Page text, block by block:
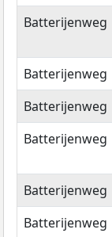
Straatnaam
Batterijenweg
Batterijenweg
Batterijenweg
Batterijenweg
Batterijenweg
Batterijenweg